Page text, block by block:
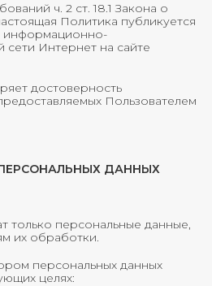
ч. 2 ст. 18.1 Закона о
Политика публикуется
информационно-
Интернет на сайте
достоверность
Пользователем
ДАННЫХ
только персональные данные,
их обработки.
персональных данных
целях: